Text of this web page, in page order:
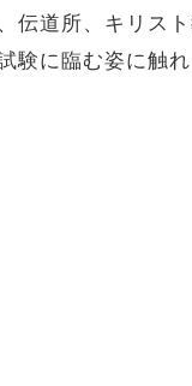
道所、キリス
験に臨む姿に触